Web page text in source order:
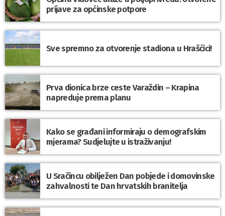
prijave za općinske potpore
Sve spremno za otvorenje stadiona u Hrašćici!
Prva dionica brze ceste Varaždin – Krapina
napreduje prema planu
Kako se građani informiraju o demografskim
mjerama? Sudjelujte u istraživanju!
U Sračincu obilježen Dan pobjede i domovinske
zahvalnosti te Dan hrvatskih branitelja